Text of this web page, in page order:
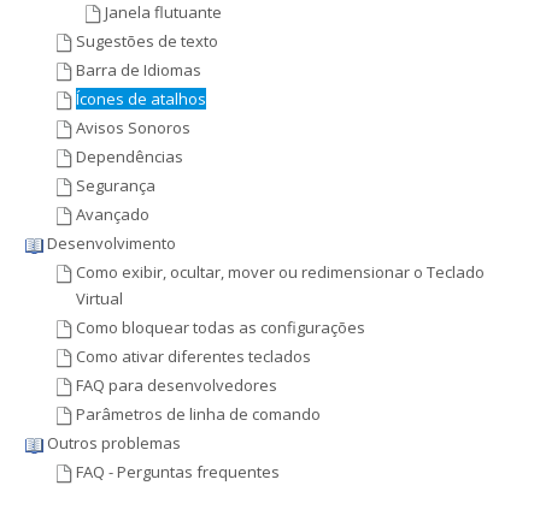
Janela flutuante
Sugestões de texto
Barra de Idiomas
Ícones de atalhos
Avisos Sonoros
Dependências
Segurança
Avançado
Desenvolvimento
Como exibir, ocultar, mover ou redimensionar o Teclado
Virtual
Como bloquear todas as configurações
Como ativar diferentes teclados
FAQ para desenvolvedores
Parâmetros de linha de comando
Outros problemas
FAQ - Perguntas frequentes